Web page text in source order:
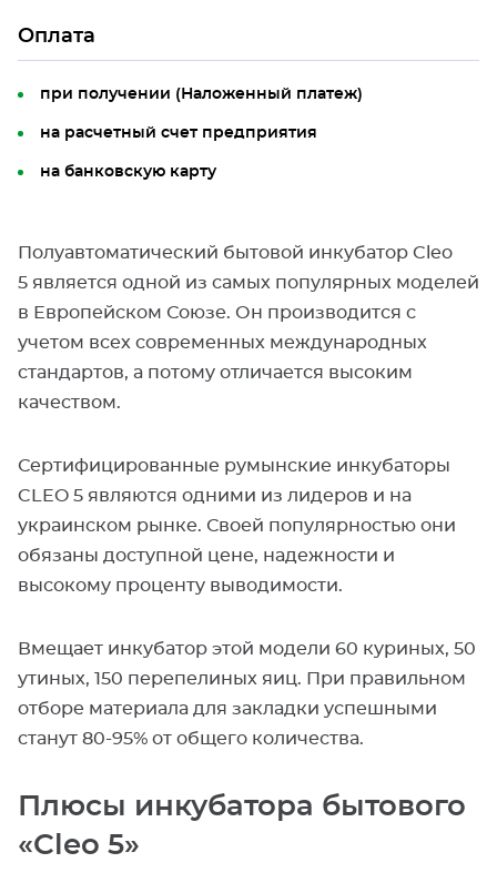
Оплата
при получении (Наложенный платеж)
на расчетный счет предприятия
на банковскую карту
Полуавтоматический бытовой инкубатор Cleo
5 является одной из самых популярных моделей
в Европейском Союзе. Он производится с
учетом всех современных международных
стандартов, а потому отличается высоким
качеством.
Сертифицированные румынские инкубаторы
CLEO 5 являются одними из лидеров и на
украинском рынке. Своей популярностью они
обязаны доступной цене, надежности и
высокому проценту выводимости.
Вмещает инкубатор этой модели 60 куриных, 50
утиных, 150 перепелиных яиц. При правильном
отборе материала для закладки успешными
станут 80-95% от общего количества.
Плюсы инкубатора бытового
«Cleo 5»